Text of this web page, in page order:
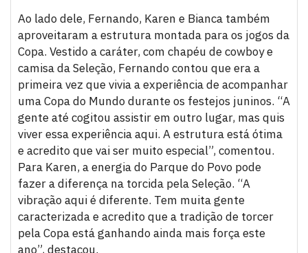
Ao lado dele, Fernando, Karen e Bianca também
aproveitaram a estrutura montada para os jogos da
Copa. Vestido a caráter, com chapéu de cowboy e
camisa da Seleção, Fernando contou que era a
primeira vez que vivia a experiência de acompanhar
uma Copa do Mundo durante os festejos juninos. “A
gente até cogitou assistir em outro lugar, mas quis
viver essa experiência aqui. A estrutura está ótima
e acredito que vai ser muito especial”, comentou.
Para Karen, a energia do Parque do Povo pode
fazer a diferença na torcida pela Seleção. “A
vibração aqui é diferente. Tem muita gente
caracterizada e acredito que a tradição de torcer
pela Copa está ganhando ainda mais força este
ano”, destacou.